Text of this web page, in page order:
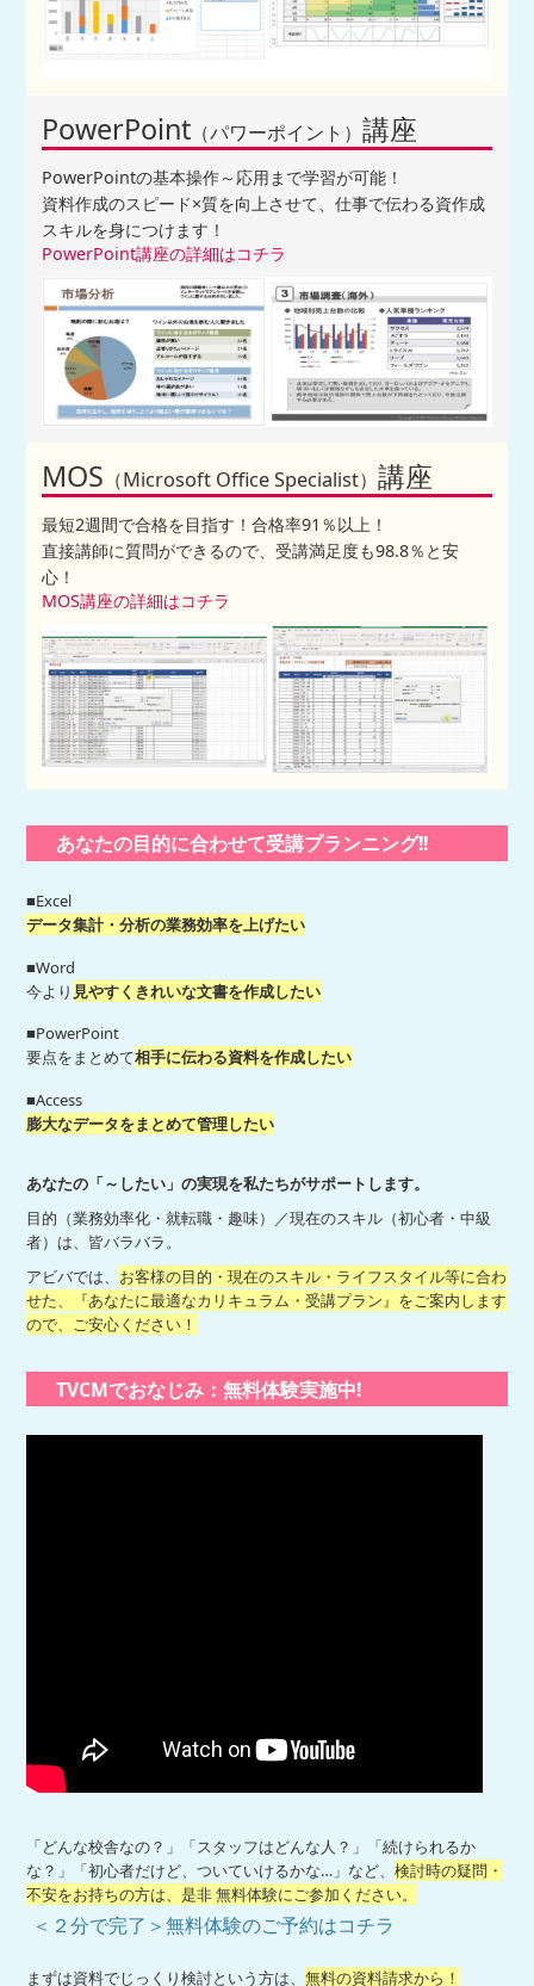
PowerPoint （パワーポイント）講座
PowerPointの基本操作～応用まで学習が可能！
資料作成のスピード×質を向上させて、仕事で伝わる資作成
スキルを身につけます！
PowerPoint講座の詳細はコチラ
MOS （Microsoft Office Specialist）講座
最短2週間で合格を目指す！合格率91％以上！
直接講師に質問ができるので、受講満足度も98.8％と安
心！
MOS講座の詳細はコチラ
あなたの目的に合わせて受講プランニング!!
■Excel
データ集計・分析の業務効率を上げたい
■Word
今より 見やすくきれいな文書を作成したい
■PowerPoint
要点をまとめて相手に伝わる資料を作成したい
■Access
膨大なデータをまとめて管理したい
あなたの「～したい」の実現を私たちがサポートします。
目的（業務効率化・就転職・趣味）／現在のスキル（初心者・中級
者）は、皆バラバラ。
アビバでは、 お客様の目的・現在のスキル・ライフスタイル等に合わ
せた、『あなたに最適なカリキュラム・受講プラン』をご案内します
ので、ご安心ください！
TVCMでおなじみ：無料体験実施中!
「どんな校舎なの？」「スタッフはどんな人？」「続けられるか
な？」「初心者だけど、ついていけるかな…」など、検討時の疑問・
不安をお持ちの方は、是非 無料体験にご参加ください。
＜２分で完了＞無料体験のご予約はコチラ
まずは資料でじっくり検討という方は、無料の資料請求から！